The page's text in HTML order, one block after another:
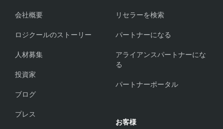
会社概要
ロジクールのストーリー
人材募集
投資家
ブログ
プレス
リセラーを検索
パートナーになる
アライアンスパートナーにな
る
パートナーポータル
お客様